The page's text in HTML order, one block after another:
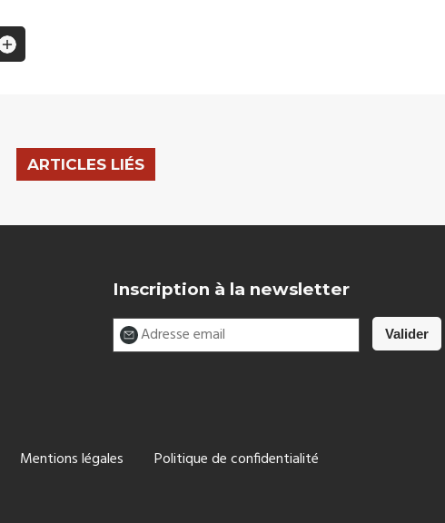
ARTICLES LIÉS
Inscription à la newsletter
Mentions légales Politique de confidentialité